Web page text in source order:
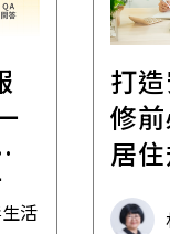
活
打
修
居